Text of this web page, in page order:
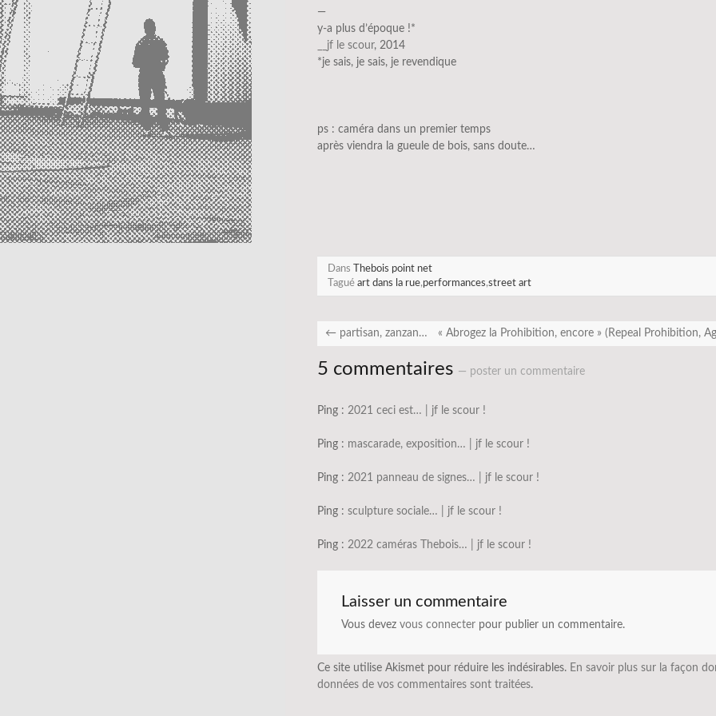
—
y-a plus d’époque !*
__jf le scour, 2014
*je sais, je sais, je revendique
ps : caméra dans un premier temps
après viendra la gueule de bois, sans doute…
Dans
Thebois point net
Tagué art dans la rue,performances,street art
← partisan, zanzan… « Abrogez la Prohibition, encore » (Repeal Prohibition,
5 commentaires — poster un commentaire
Ping : 2021 ceci est… | jf le scour !
Ping : mascarade, exposition… | jf le scour !
Ping : 2021 panneau de signes… | jf le scour !
Ping : sculpture sociale… | jf le scour !
Ping : 2022 caméras Thebois… | jf le scour !
Laisser un commentaire
Vous devez vous connecter pour publier un commentaire.
Ce site utilise Akismet pour réduire les indésirables. En savoir plus sur la façon
données de vos commentaires sont traitées.